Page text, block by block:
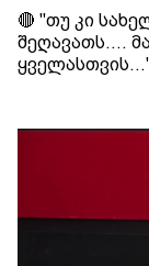
🔴 "თუ კი
შეღავათს....